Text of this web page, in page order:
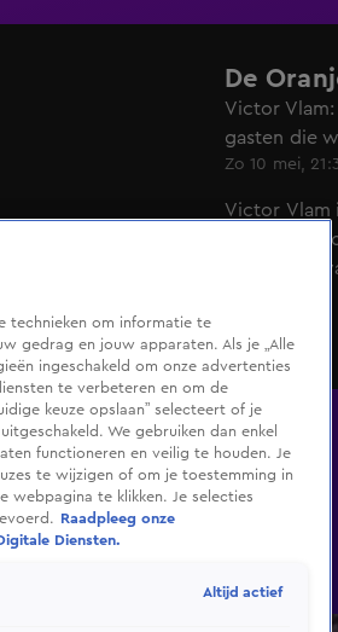
De
Victor Vlam:
gasten die
Zo 10 mei,
Victor Vlam
zijn
uitzending
technieken om informatie te
gedrag en jouw apparaten. Als je „Alle
ingeschakeld om onze advertenties
te verbeteren en om de
keuze opslaan” selecteert of je
We gebruiken dan enkel
functioneren en veilig te houden. Je
te wijzigen of om je toestemming in
webpagina te klikken. Je selecties
Raadpleeg onze
Diensten.
Altijd actief